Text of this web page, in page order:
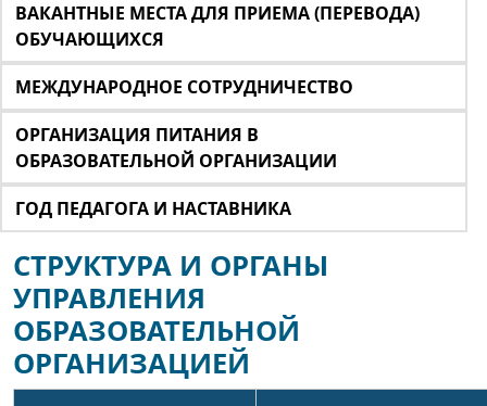
ВАКАНТНЫЕ МЕСТА ДЛЯ ПРИЕМА (ПЕРЕВОДА)
ОБУЧАЮЩИХСЯ
МЕЖДУНАРОДНОЕ СОТРУДНИЧЕСТВО
ОРГАНИЗАЦИЯ ПИТАНИЯ В
ОБРАЗОВАТЕЛЬНОЙ ОРГАНИЗАЦИИ
ГОД ПЕДАГОГА И НАСТАВНИКА
СТРУКТУРА И ОРГАНЫ
УПРАВЛЕНИЯ
ОБРАЗОВАТЕЛЬНОЙ
ОРГАНИЗАЦИЕЙ